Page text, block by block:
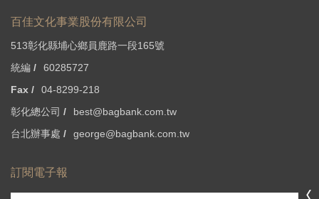
百佳文化事業股份有限公司
513彰化縣埔心鄉員鹿路一段165號
統編 /
60285727
Fax /
04-8299-218
彰化總公司 /
best@bagbank.com.tw
台北辦事處 /
george@bagbank.com.tw
訂閱電子報